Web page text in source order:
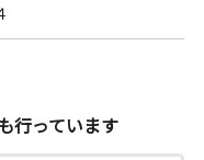
行っています